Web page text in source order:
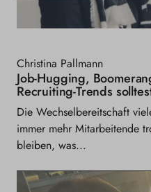
Christina Pallmann
Job-Hugging,
Recruiting-Trends
Die Wechselbereitschaft
immer mehr Mitarbeitende
bleiben, was...